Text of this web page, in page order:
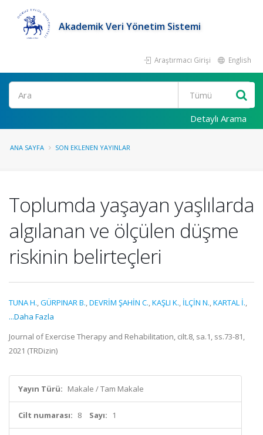
Akademik Veri Yönetim Sistemi
Araştırmacı Girişi English
Ara
Detaylı Arama
ANA SAYFA SON EKLENEN YAYINLAR
Toplumda yaşayan yaşlılarda
algılanan ve ölçülen düşme
riskinin belirteçleri
TUNA H.,GÜRPINAR B.,DEVRİM ŞAHİN C.,KAŞLI K., İLÇİN N.,KARTAL İ.,
...Daha Fazla
Journal of Exercise Therapy and Rehabilitation, cilt.8, sa.1, ss.73-81,
2021 (TRDizin)
Yayın Türü: Makale / Tam Makale
Cilt numarası: 8 Sayı: 1